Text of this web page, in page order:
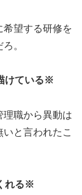
する研修を
。
けている※
から異動は
と言われたこ
れる※